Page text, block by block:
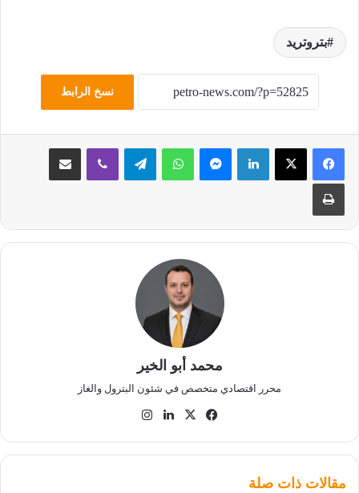
بتروتريد
نسخ الرابط
لينكدإن ماسنجر واتساب تيلقرام ڤايبر مشاركة عبر البريد
طباعة
محمد أبو الخير
محرر اقتصادي متخصص في شئون البترول والغاز
فيسبوك
‫X لينكدإن
مقالات ذات صلة